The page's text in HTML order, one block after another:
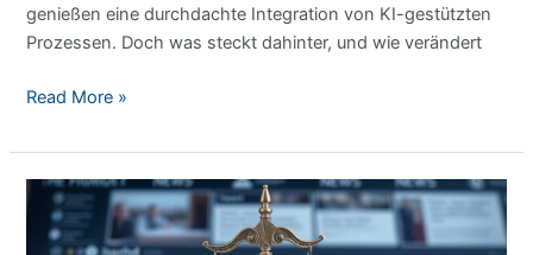
genießen eine durchdachte Integration von KI-gestützten
Prozessen. Doch was steckt dahinter, und wie verändert
Jetzt
die
KI
dich
Read More »